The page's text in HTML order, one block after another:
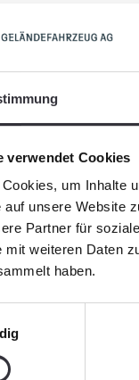
verwendet Cookies
um Inhalte
auf unsere Website
Partner für
mit weiteren Daten
haben.
Francia